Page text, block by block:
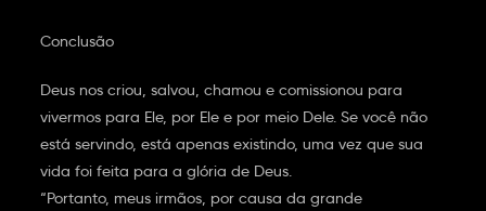
Conclusão
Deus nos criou, salvou, chamou e comissionou para
vivermos para Ele, por Ele e por meio Dele. Se você não
está servindo, está apenas existindo, uma vez que sua
vida foi feita para a glória de Deus.
“Portanto, meus irmãos, por causa da grande